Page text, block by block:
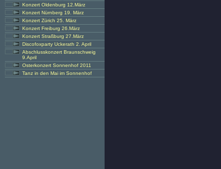
Konzert Oldenburg 12.März
Konzert Nürnberg 19. März
Konzert Zürich 25. März
Konzert Freiburg 26.März
Konzert Straßburg 27.März
Discofoxparty Uckerath 2. April
Abschlusskonzert Braunschweig
9.April
Osterkonzert Sonnenhof 2011
Tanz in den Mai im Sonnenhof